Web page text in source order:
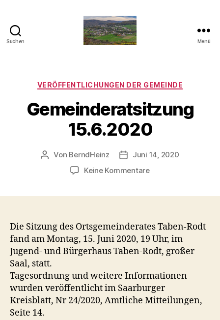
Suchen Menü
Kategorien
VERÖFFENTLICHUNGEN DER GEMEINDE
Gemeinderatsitzung
15.6.2020
Beitragsautor
Von BerndHeinz Veröffentlichungsdatum
Juni 14, 2020
Keine Kommentarezu
Die Sitzung des Ortsgemeinderates Taben-Rodt
fand am Montag, 15. Juni 2020, 19 Uhr, im
Jugend- und Bürgerhaus Taben-Rodt, großer
Saal, statt.
Tagesordnung und weitere Informationen
wurden veröffentlicht im Saarburger
Kreisblatt, Nr 24/2020, Amtliche Mitteilungen,
Seite 14.